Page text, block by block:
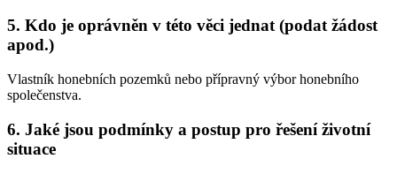
5. Kdo je oprávněn v této věci jednat (podat žádost
apod.)
Vlastník honebních pozemků nebo přípravný výbor honebního
společenstva.
6. Jaké jsou podmínky a postup pro řešení životní
situace